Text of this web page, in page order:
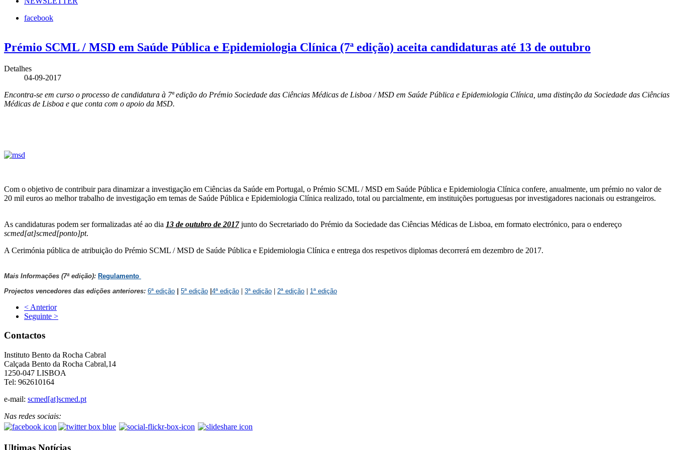
facebook
Prémio SCML / MSD em Saúde Pública e Epidemiologia Clínica (7ª edição) aceita candidaturas até 13 de outubro
Detalhes
04-09-2017
Encontra-se em curso o processo de candidatura à 7ª edição do Prémio Sociedade das Ciências Médicas de Lisboa / MSD em Saúde Pública e Epidemiologia Clínica, uma distinção da Sociedade das Ciências
Médicas de Lisboa e que conta com o apoio da MSD.
Com o objetivo de contribuir para dinamizar a investigação em Ciências da Saúde em Portugal, o Prémio SCML / MSD em Saúde Pública e Epidemiologia Clínica confere, anualmente, um prémio no valor de
20 mil euros ao melhor trabalho de investigação em temas de Saúde Pública e Epidemiologia Clínica realizado, total ou parcialmente, em instituições portuguesas por investigadores nacionais ou estrangeiros.
As candidaturas podem ser formalizadas até ao dia 13 de outubro de 2017junto do Secretariado do Prémio da Sociedade das Ciências Médicas de Lisboa, em formato electrónico, para o endereço
scmed[at]scmed[ponto]pt.
A Cerimónia pública de atribuição do Prémio SCML / MSD de Saúde Pública e Epidemiologia Clínica e entrega dos respetivos diplomas decorrerá em dezembro de 2017.
Mais Informações (7ª edição): Regulamento
Projectos vencedores das edições anteriores: 6ª edição | 5ª edição |4ª edição | 3ª edição | 2ª edição | 1ª edição
< Anterior
Seguinte >
Contactos
Instituto Bento da Rocha Cabral
Calçada Bento da Rocha Cabral,14
1250-047 LISBOA
Tel: 962610164
e-mail: scmed[at]scmed.pt
Nas redes sociais:
Ultimas Notícias